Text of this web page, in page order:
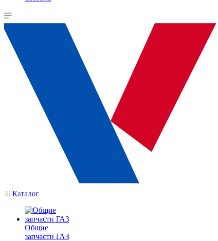
Каталог
Общие
запчасти ГАЗ